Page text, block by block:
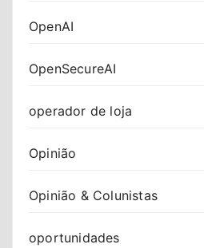
OpenAI
OpenSecureAI
operador de loja
Opinião
Opinião & Colunistas
oportunidades